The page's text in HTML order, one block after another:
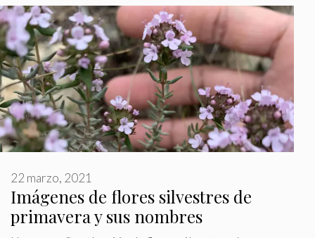
Imágenes de flores silvestres de
primavera y sus nombres
22 marzo, 2021